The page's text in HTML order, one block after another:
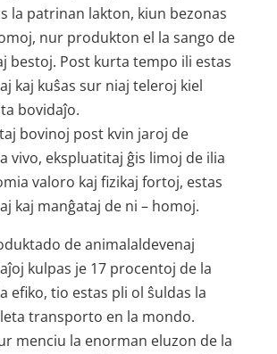
la patrinan lakton, kiun bezonas
nur produkton el la sango de
bestoj. Post kurta tempo ili estas
kaj kuŝas sur niaj teleroj kiel
bovidaĵo.
bovinoj post kvin jaroj de
vivo, ekspluatitaj ĝis limoj de ilia
valoro kaj fizikaj fortoj, estas
kaj manĝataj de ni – homoj.
de animalaldevenaj
kulpas je 17 procentoj de la
efiko, tio estas pli ol ŝuldas la
transporto en la mondo.
menciu la enorman eluzon de la